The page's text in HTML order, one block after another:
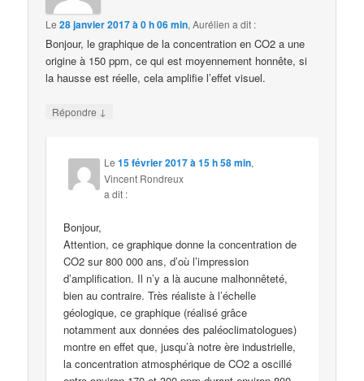
Le28 janvier 2017 à 0 h 06 min,Aurélien a dit :
Bonjour, le graphique de la concentration en CO2 a une
origine à 150 ppm, ce qui est moyennement honnête, si
la hausse est réelle, cela amplifie l’effet visuel.
Répondre ↓
Le15 février 2017 à 15 h 58 min,
Vincent Rondreux
a dit :
Bonjour,
Attention, ce graphique donne la concentration de
CO2 sur 800 000 ans, d’où l’impression
d’amplification. Il n’y a là aucune malhonnêteté,
bien au contraire. Très réaliste à l’échelle
géologique, ce graphique (réalisé grâce
notamment aux données des paléoclimatologues)
montre en effet que, jusqu’à notre ère industrielle,
la concentration atmosphérique de CO2 a oscillé